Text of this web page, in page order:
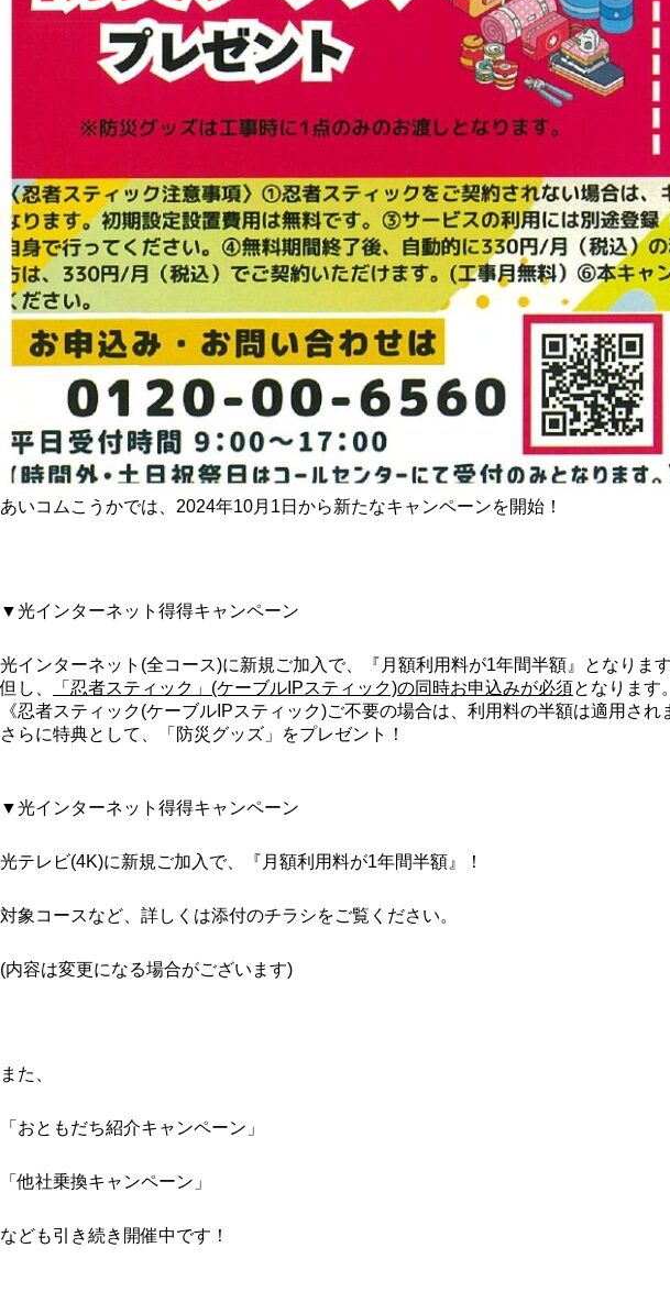
あいコムこうかでは、2024年10月1日から新たなキャンペーンを開始！
▼光インターネット得得キャンペーン
光インターネット(全コース)に新規ご加入で、『月額利用料が1年間半額』となります
但し、
「忍者スティック」(ケーブルIPスティック)の同時お申込みが必須となります。
《忍者スティック(ケーブルIPスティック)ご不要の場合は、利用料の半額は適用され
さらに特典として、「防災グッズ」をプレゼント！
▼光インターネット得得キャンペーン
光テレビ(4K)に新規ご加入で、『月額利用料が1年間半額』！
対象コースなど、詳しくは添付のチラシをご覧ください。
(内容は変更になる場合がございます)
また、
「おともだち紹介キャンペーン」
「他社乗換キャンペーン」
なども引き続き開催中です！